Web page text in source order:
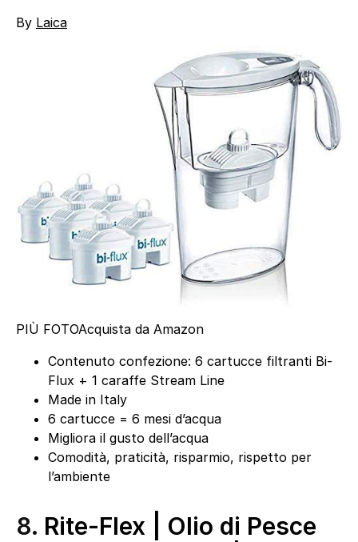
By Laica
PIÙ FOTOAcquista da Amazon
Contenuto confezione: 6 cartucce filtranti Bi-
Flux + 1 caraffe Stream Line
Made in Italy
6 cartucce = 6 mesi d’acqua
Migliora il gusto dell’acqua
Comodità, praticità, risparmio, rispetto per
l’ambiente
8. Rite-Flex | Olio di Pesce